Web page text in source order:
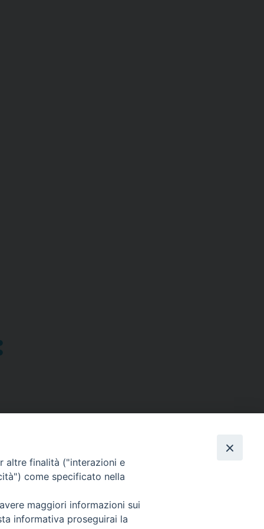
SEGUICI SU
Facebook
Instagram
X YouTube
altre finalità ("interazioni e
come specificato nella
maggiori informazioni sui
informativa proseguirai la